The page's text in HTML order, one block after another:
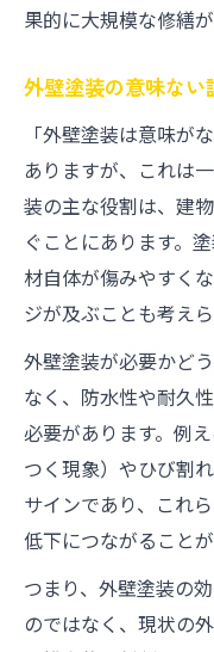
果的に大規模な修繕
外壁塗装の意味ない
「外壁塗装は意味が
ありますが、これは
装の主な役割は、建
ぐことにあります。
材自体が傷みやすく
ジが及ぶことも考えら
外壁塗装が必要かど
なく、防水性や耐久
必要があります。例
つく現象）やひび割
サインであり、これ
低下につながることが
つまり、外壁塗装の
のではなく、現状の